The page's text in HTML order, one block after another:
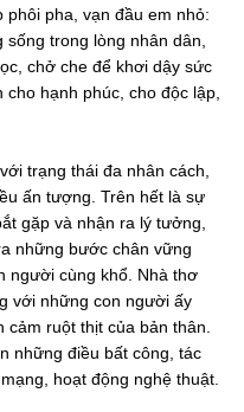
phôi pha, vạn đầu em nhỏ:
trong lòng nhân dân,
chở che để khơi dậy sức
hạnh phúc, cho độc lập,
trạng thái đa nhân cách,
ấn tượng. Trên hết là sự
gặp và nhận ra lý tưởng,
những bước chân vững
người cùng khổ. Nhà thơ
với những con người ấy
cảm ruột thịt của bản thân.
những điều bất công, tác
hoạt động nghệ thuật.